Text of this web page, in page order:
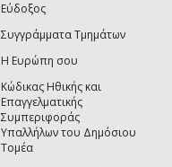
Εύδοξος
Συγγράμματα Τμημάτων
Η Ευρώπη σου
Κώδικας Ηθικής και
Επαγγελματικής
Συμπεριφοράς
Υπαλλήλων του Δημόσιου
Τομέα